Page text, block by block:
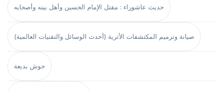
حديث عاشوراء : مقتل الإمام الحسين وأهل بيته وأصحابه
صيانة وترميم المكتشفات الأثرية (أحدث الوسائل والتقنيات العالمية)
حوش بديعة